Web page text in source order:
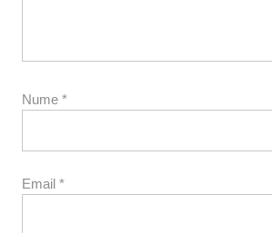
Nume *
Email *